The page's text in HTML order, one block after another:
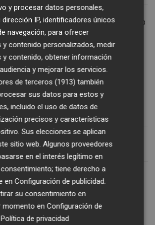
al canal de
de hoy hablamos del regreso
albinegros que
sus países en la fase de
el Mundial y dedicamos
habitual a la cantera
las victorias del
Castellón femenino.
CASTELLÓN FÚTBOL
y procesar datos personales,
IP, identificadores únicos
navegación, para ofrecer
y contenido personalizados, medir
y contenido, obtener información
y mejorar los servicios.
de terceros (1913) también
sus datos para estos y
incluido el uso de datos de
precisos y características
Sus elecciones se aplican
sitio web. Algunos proveedores
en el interés legítimo en
tiene derecho a
enConfiguración de publicidad.
su consentimiento en
momento enConfiguración de
Política de privacidad